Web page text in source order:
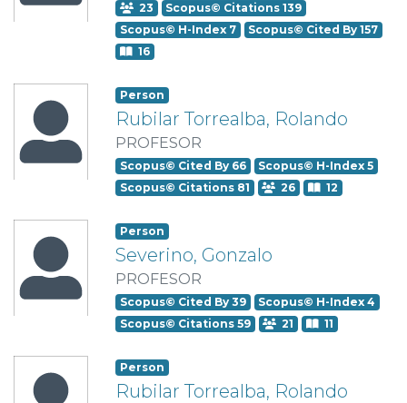
23
Scopus© Citations 139
Scopus© H-Index 7
Scopus© Cited By 157
16
Person
Rubilar Torrealba, Rolando
PROFESOR
Scopus© Cited By 66
Scopus© H-Index 5
Scopus© Citations 81
26 12
Person
Severino, Gonzalo
PROFESOR
Scopus© Cited By 39
Scopus© H-Index 4
Scopus© Citations 59
21 11
Person
Rubilar Torrealba, Rolando